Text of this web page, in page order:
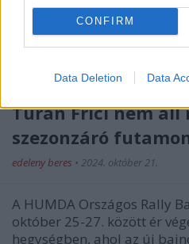
CONFIRM
Data Deletion Data
Turán Frici nem áll
szezonzáró
edeleny beres • 2024. október 21.
A HUMDA Országos Rally
október 25-27. között ér
hegységben, ahol az új